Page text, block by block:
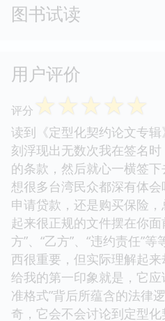
图书试读
用户评价
评分 ☆☆☆☆☆
读到《定型化契约论文专
刻浮现出无数次我在签名
的条款，然后就心一横签
想很多台湾民众都深有体会
申请贷款，还是购买保险
起来很正规的文件摆在你
方”、“乙方”、“违约责任”
西很重要，但实际理解起
给我的第一印象就是，它
准格式”背后所蕴含的法律
奇，它会不会讨论到定型